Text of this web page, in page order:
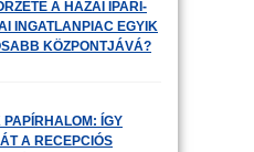
A HAZAI IPARI-
INGATLANPIAC EGYIK
KÖZPONTJÁVÁ?
PAPÍRHALOM: ÍGY
A RECEPCIÓS